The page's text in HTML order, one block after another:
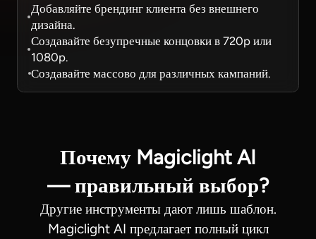
Добавляйте брендинг клиента без внешнего
дизайна.
Создавайте безупречные концовки в 720p или
1080p.
Создавайте массово для различных кампаний.
Почему Magiclight AI
— правильный выбор?
Другие инструменты дают лишь шаблон.
Magiclight AI предлагает полный цикл